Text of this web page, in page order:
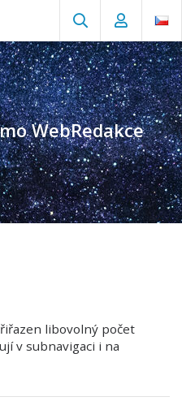
WebRedakce
libovolný počet
v subnavigaci i na